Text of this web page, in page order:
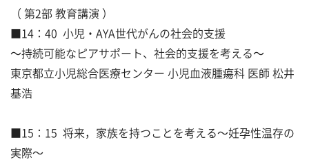
（ 第2部 教育講演 ）
■14：40 小児・AYA世代がんの社会的支援
～持続可能なピアサポート、社会的支援を考える～
東京都立小児総合医療センター 小児血液腫瘍科 医師 松井
基浩
■15：15 将来，家族を持つことを考える～妊孕性温存の
実際～